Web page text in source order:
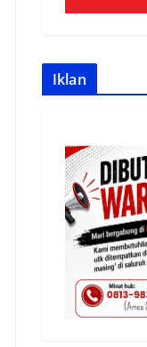
Iklan